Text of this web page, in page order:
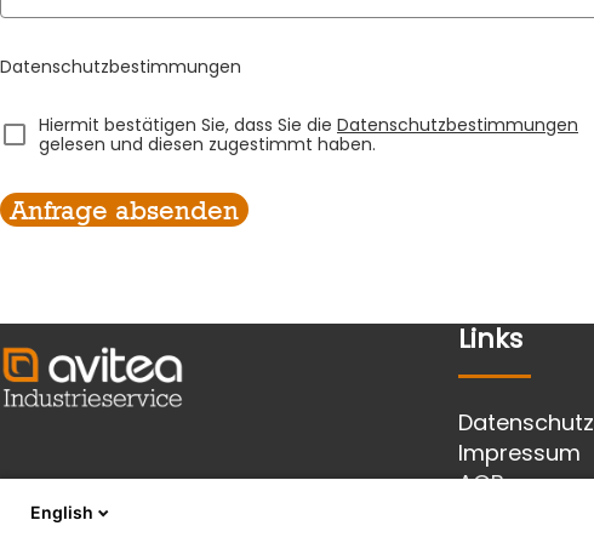
Datenschutzbestimmungen
container_11304
Hiermit bestätigen Sie, dass Sie die Datenschutzbestimmungen
gelesen und diesen zugestimmt haben.
Anfrage absenden
avitea Industrieservice GmbH
Links
Datenschutz
Impressum
AGB
English